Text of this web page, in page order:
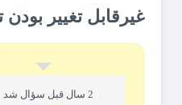
غیرقابل تغییر